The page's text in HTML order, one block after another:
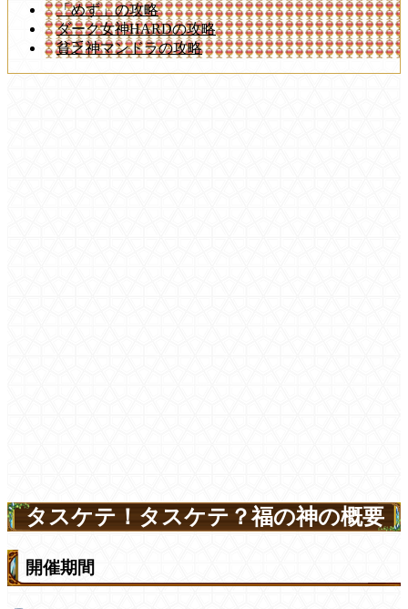
「めず」の攻略
ダーク女神HARDの攻略
貧乏神マンドラの攻略
タスケテ！タスケテ？福の神の概要
開催期間